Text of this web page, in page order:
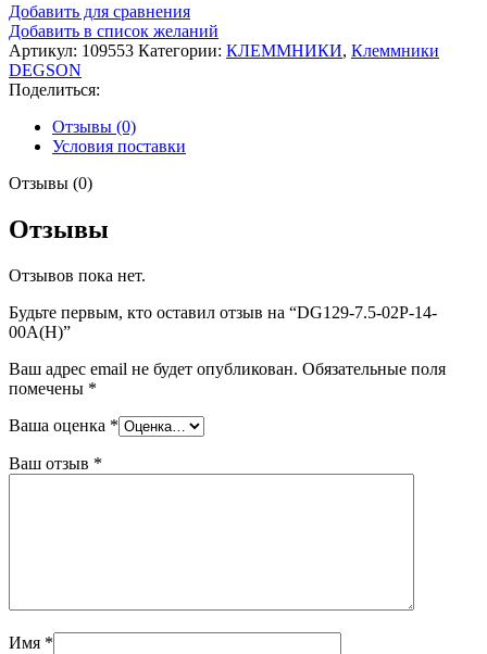
Добавить для сравнения
Добавить в список желаний
Артикул: 109553 Категории: КЛЕММНИКИ, Клеммники
DEGSON
Поделиться:
Отзывы (0)
Условия поставки
Отзывы (0)
Отзывы
Отзывов пока нет.
Будьте первым, кто оставил отзыв на “DG129-7.5-02P-14-
00A(H)”
Ваш адрес email не будет опубликован. Обязательные поля
помечены *
Ваша оценка *
Ваш отзыв *
Имя *